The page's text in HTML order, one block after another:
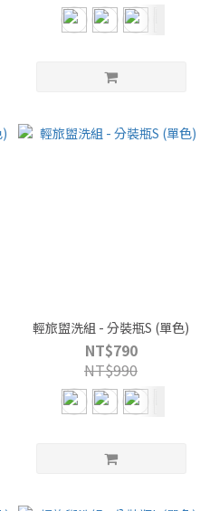
輕旅盥洗組 - 分裝瓶S (單色)
NT$790
NT$990